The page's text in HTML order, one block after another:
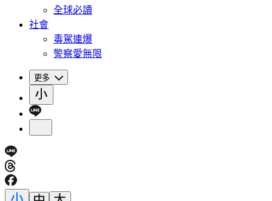
全球必讀
社會
毒駕連爆
警察愛無限
更多